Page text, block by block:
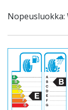
Nopeusluokka: